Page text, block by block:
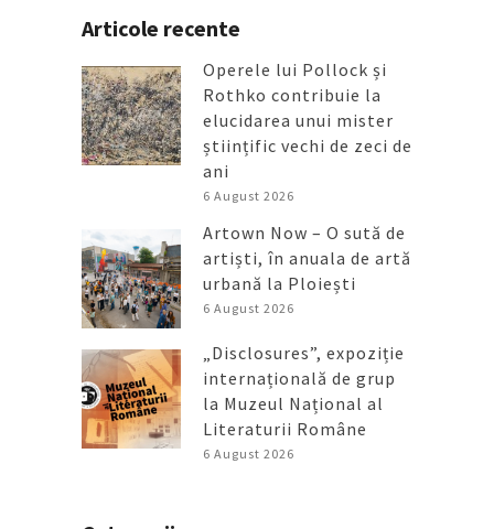
Articole recente
Operele lui Pollock și
Rothko contribuie la
elucidarea unui mister
științific vechi de zeci de
ani
6 August 2026
Artown Now – O sută de
artiști, în anuala de artă
urbană la Ploiești
6 August 2026
„Disclosures”, expoziție
internațională de grup
la Muzeul Național al
Literaturii Române
6 August 2026